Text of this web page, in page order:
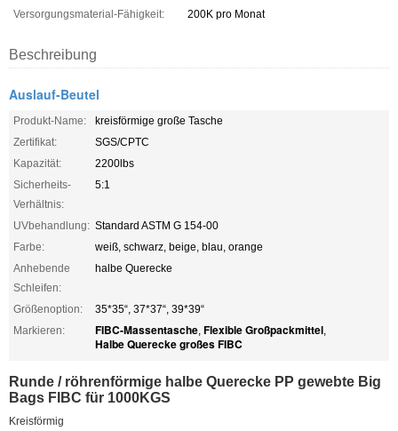
Versorgungsmaterial-Fähigkeit:
200K pro Monat
Beschreibung
Auslauf-Beutel
Produkt-Name:
kreisförmige große Tasche
Zertifikat:
SGS/CPTC
Kapazität:
2200lbs
Sicherheits-
Verhältnis:
5:1
UVbehandlung: Standard ASTM G 154-00
Farbe:
weiß, schwarz, beige, blau, orange
Anhebende
Schleifen:
halbe Querecke
Größenoption:
35*35“, 37*37“, 39*39“
Markieren:
FIBC-Massentasche, Flexible Großpackmittel,
Halbe Querecke großes FIBC
Runde / röhrenförmige halbe Querecke PP gewebte Big
Bags FIBC für 1000KGS
Kreisförmig